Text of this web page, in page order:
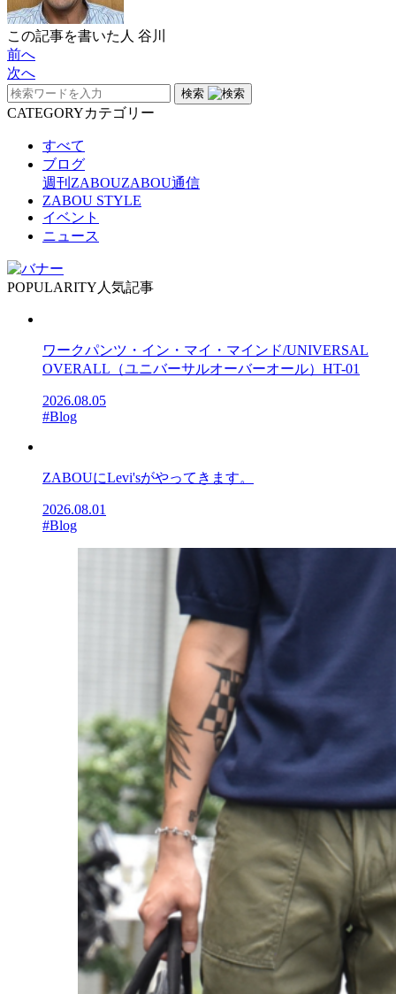
この記事を書いた人 谷川
前へ
次へ
検索
CATEGORYカテゴリー
すべて
ブログ
週刊ZABOUZABOU通信
ZABOU STYLE
イベント
ニュース
POPULARITY 人気記事
ワークパンツ・イン・マイ・マインド/UNIVERSAL
OVERALL（ユニバーサルオーバーオール）HT-01
2026.08.05
#Blog
ZABOUにLevi'sがやってきます。
2026.08.01
#Blog